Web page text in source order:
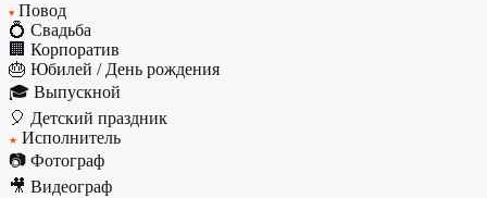
♥ Повод
💍 Свадьба
🏢 Корпоратив
🎂 Юбилей / День рождения
🎓 Выпускной
🎈 Детский праздник
★ Исполнитель
📷 Фотограф
🎥 Видеограф